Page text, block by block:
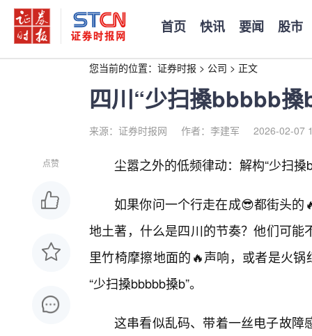
首页 快讯 要闻 股市
您当前的位置： 证券时报 > 公司 > 正文
四川“少扫搡bbbbb搡
来源：证券时报网 作者：李建军 2026-02-07
点赞 尘嚣之外的低频律动：解构“少扫
如果你问一个行走在成😎都街头的
地土著，什么是四川的节奏？他们可
里竹椅摩擦地面的🔥声响，或者是火
“少扫搡bbbbb搡b”。
这串看似乱码、带着一丝电子故障